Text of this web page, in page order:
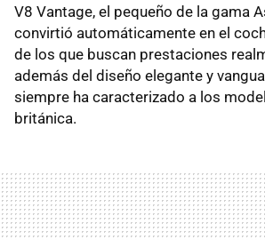
V8 Vantage, el pequeño de la gama
convirtió automáticamente en el
de los que buscan prestaciones
además del diseño elegante y
siempre ha caracterizado a los
británica.